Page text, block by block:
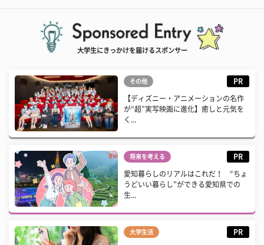
大学生にきっかけを届けるスポンサー
その他 PR
【ディズニー・アニメーションの名作
が“超”実写映画に進化】癒しと元気を
く...
将来を考える PR
愛知暮らしのリアルはこれだ！ “ちょ
うどいい暮らし”ができる愛知県での
生...
大学生活 PR